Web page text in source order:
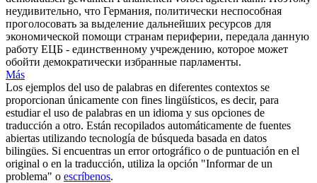
неудивительно, что Германия, политически неспособная
проголосовать за выделение дальнейших ресурсов для
экономической помощи странам периферии, передала данную
работу ЕЦБ - единственному учреждению, которое может
обойти демократически избранные парламенты.
Más
Los ejemplos del uso de palabras en diferentes contextos se
proporcionan únicamente con fines lingüísticos, es decir, para
estudiar el uso de palabras en un idioma y sus opciones de
traducción a otro. Están recopilados automáticamente de fuentes
abiertas utilizando tecnología de búsqueda basada en datos
bilingües. Si encuentras un error ortográfico o de puntuación en el
original o en la traducción, utiliza la opción "Informar de un
problema" o escríbenos.